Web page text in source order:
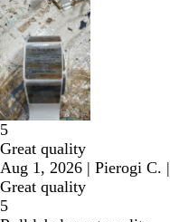
5
Great quality
Aug 1, 2026 | Pierogi C. |
Great quality
5